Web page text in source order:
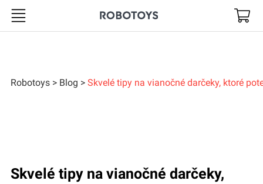
Robotoys
Robotoys Blog Skvelé tipy na vianočné darčeky, ktoré
Skvelé tipy na vianočné darčeky,